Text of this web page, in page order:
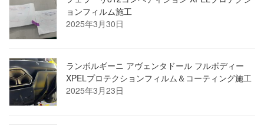
ョンフィルム施工
2025年3月30日
ランボルギーニ アヴェンタドール フルボディー
XPELプロテクションフィルム＆コーティング施工
2025年3月23日